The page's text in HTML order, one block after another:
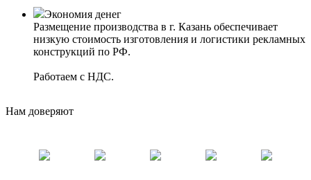
Экономия денег
Размещение производства в г. Казань обеспечивает
низкую стоимость изготовления и логистики рекламных
конструкций по РФ.
Работаем с НДС.
Нам доверяют